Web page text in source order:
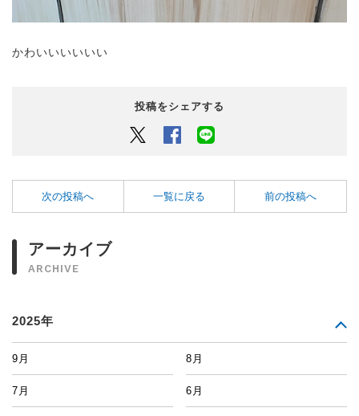
かわいいいいいい
投稿をシェアする
Twitter Facebook
次の投稿へ 一覧に戻る 前の投稿へ
アーカイブ
ARCHIVE
2025年
9月 8月
7月 6月